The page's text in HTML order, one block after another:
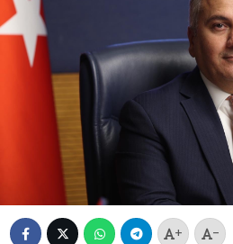
+ -